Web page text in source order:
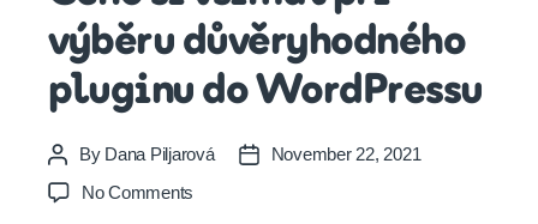
výběru důvěryhodného
pluginu do WordPressu
Post
author
By Dana Piljarová
PostNovember 22, 2021
No Comments